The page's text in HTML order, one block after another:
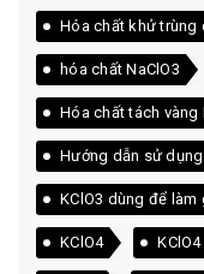
Hóa chất khử trùng
hóa chất NaClO3
Hóa chất tách vàng
Hướng dẫn sử dụng
KClO3 dùng để làm
KClO4